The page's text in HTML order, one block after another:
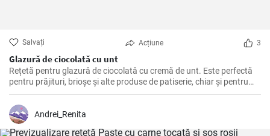
Salvați Acțiune 3
Glazură de ciocolată cu unt
Rețetă pentru glazură de ciocolată cu cremă de unt. Este perfectă
pentru prăjituri, brioșe și alte produse de patiserie, chiar și pentru
fursecuri de casă.
Andrei_Renita